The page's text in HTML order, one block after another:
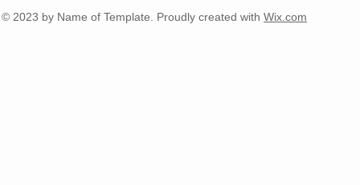
© 2023 by Name of Template. Proudly created with Wix.com